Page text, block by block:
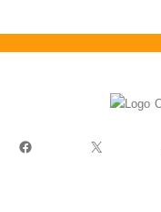
Facebook X